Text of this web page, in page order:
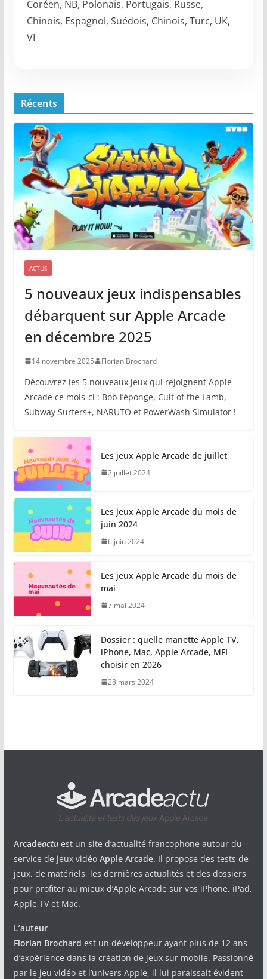
Coréen, NB, Polonais, Portugais, Russe,
Chinois, Espagnol, Suédois, Chinois, Turc, UK,
VI
Récents
ACTUS
5 nouveaux jeux indispensables
débarquent sur Apple Arcade
en décembre 2025
14 novembre 2025 Florian Brochard
Découvrez les 5 nouveaux jeux qui rejoignent Apple
Arcade ce mois-ci : Bob l’éponge, Cult of the Lamb,
Subway Surfers+, NARUTO et PowerWash Simulator !
Les jeux Apple Arcade de juillet
2 juillet 2024
Les jeux Apple Arcade du mois de
juin 2024
6 juin 2024
Les jeux Apple Arcade du mois de
mai
7 mai 2024
Dossier : quelle manette Apple TV,
iPhone, Mac, Apple Arcade, MFI
choisir en 2026
28 mars 2024
Arcadeactuest un site d’actualité francophone autour du
service de jeux vidéo Apple Arcade. Il propose des tests de
jeux, de matériels, les dernières actualités et des dossiers
pour profiter au mieux d’Apple Arcade sur vos iPhone, iPad,
Apple TV et Mac.
L’auteur
Florian Brochard est un développeur ayant plus de 12 ans
d’expérience dans la création de jeux sur mobile. Passionné
par le jeu vidéo et l’univers Apple, il lui paraissait évident